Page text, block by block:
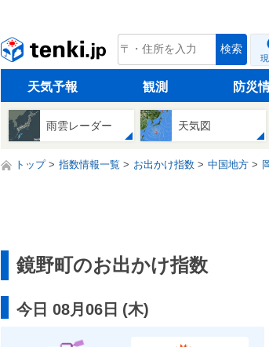
tenki.jp 検索
天気予報 観測 防災
雨雲レーダー 天気図
トップ 指数情報一覧 お出かけ指数 中国地方
鏡野町のお出かけ指数
今日 08月06日 (木)